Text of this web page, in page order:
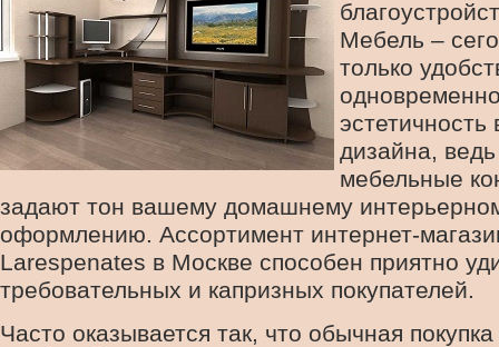
Мебель –
только
эстетичность
дизайна,
мебельные
задают тон вашему домашнему
оформлению. Ассортимент интернет-
Larespenates в Москве способен приятно
требовательных и капризных покупателей.
Часто оказывается так, что обычная